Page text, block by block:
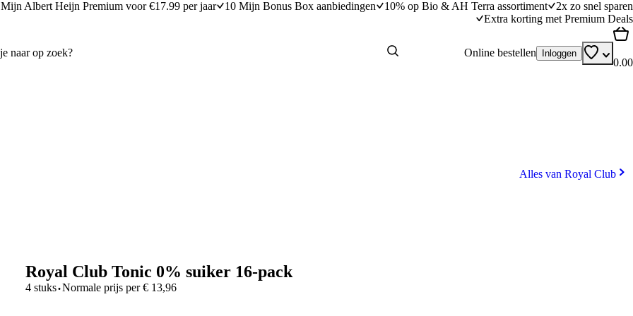
Mijn Albert Heijn Premium voor €17.99 per jaar 10 Mijn Bonus Box aanbiedingen 10% op Bio & AH Terra assortiment
2x zo snel sparen
Extra korting met Premium Deals
Online bestellen Inloggen
0.00
Alles van Royal Club
Royal Club Tonic 0% suiker 16-pack
4 stuks·Normale prijs per € 13,96